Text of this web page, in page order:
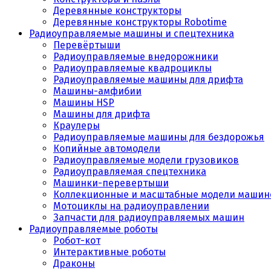
Деревянные конструкторы
Деревянные конструкторы Robotime
Радиоуправляемые машины и спецтехника
Перевёртыши
Радиоуправляемые внедорожники
Радиоуправляемые квадроциклы
Радиоуправляемые машины для дрифта
Машины-амфибии
Машины HSP
Машины для дрифта
Краулеры
Радиоуправляемые машины для бездорожья
Копийные автомодели
Радиоуправляемые модели грузовиков
Радиоуправляемая спецтехника
Машинки-перевертыши
Коллекционные и масштабные модели
Мотоциклы на радиоуправлении
Запчасти для радиоуправляемых машин
Радиоуправляемые роботы
Робот-кот
Интерактивные роботы
Драконы